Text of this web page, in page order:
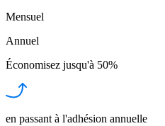
Mensuel
Annuel
Économisez jusqu'à 50%
en passant à l'adhésion annuelle